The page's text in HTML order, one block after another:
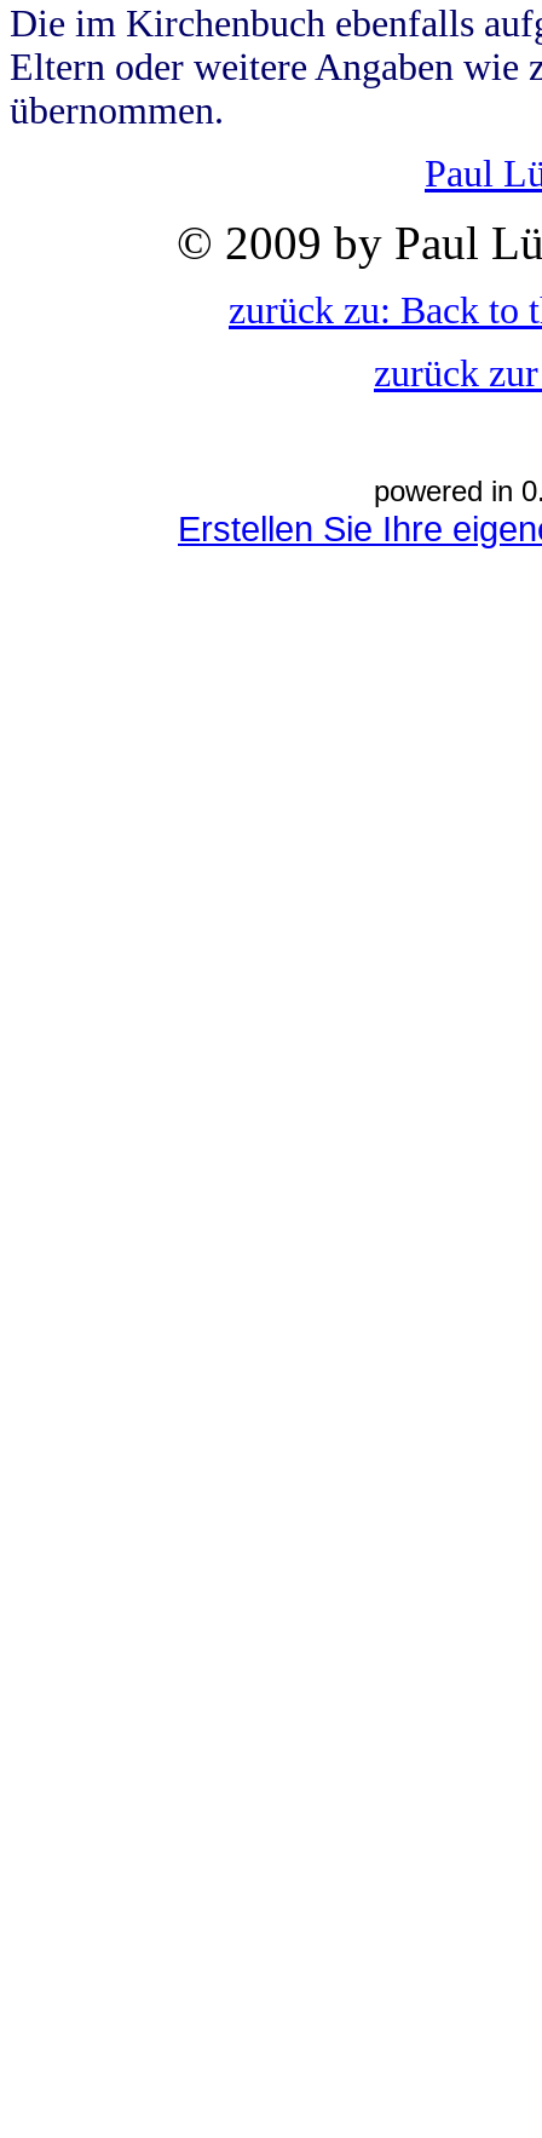
Die im Kirchenbuch ebenfalls
Eltern oder weitere Angaben wie
übernommen.
Paul
© 2009 by Paul
zurück zu: Back to
zurück
powered in
Erstellen Sie Ihre